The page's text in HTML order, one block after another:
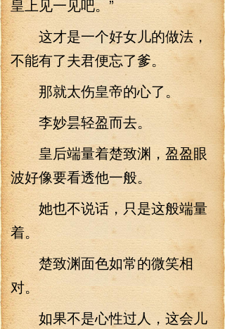
皇上见一见吧。”
这才是一个好女儿的做法，
不能有了夫君便忘了爹。
那就太伤皇帝的心了。
李妙昙轻盈而去。
皇后端量着楚致渊，盈盈眼
波好像要看透他一般。
她也不说话，只是这般端量
着。
楚致渊面色如常的微笑相
对。
如果不是心性过人，这会儿